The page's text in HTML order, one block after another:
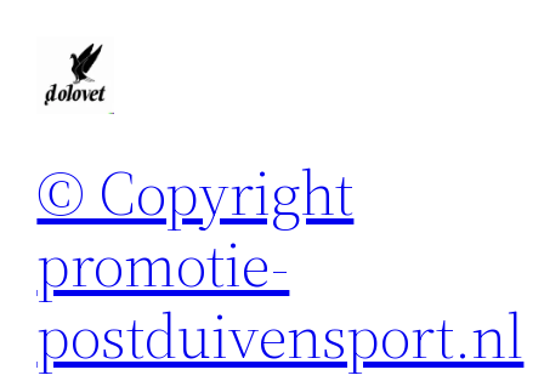
© Copyright
promotie-
postduivensport.nl